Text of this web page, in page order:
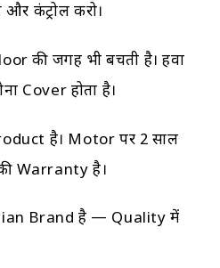
कंट्रोल करो।
की जगह भी बचती है। हवा
Cover होता है।
है। Motor पर 2 साल
Warranty है।
Brand है — Quality में